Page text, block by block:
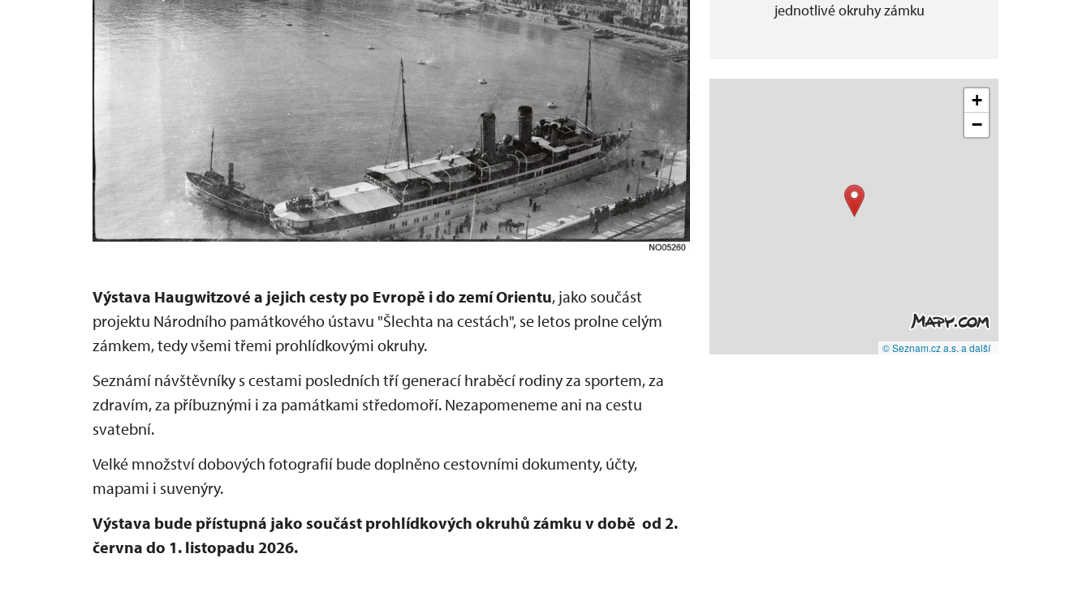
Výstava Haugwitzové a jejich cesty po Evropě i do zemí Orientu, jako součást
projektu Národního památkového ústavu "Šlechta na cestách", se letos prolne celým
zámkem, tedy všemi třemi prohlídkovými okruhy.
Seznámí návštěvníky s cestami posledních tří generací hraběcí rodiny za sportem, za
zdravím, za příbuznými i za památkami středomoří. Nezapomeneme ani na cestu
svatební.
Velké množství dobových fotografií bude doplněno cestovními dokumenty, účty,
mapami i suvenýry.
Výstava bude přístupná jako součást prohlídkových okruhů zámku v době od 2.
června do 1. listopadu 2026.
jednotlivé okruhy zámku
+
−
© Seznam.cz a.s. a další